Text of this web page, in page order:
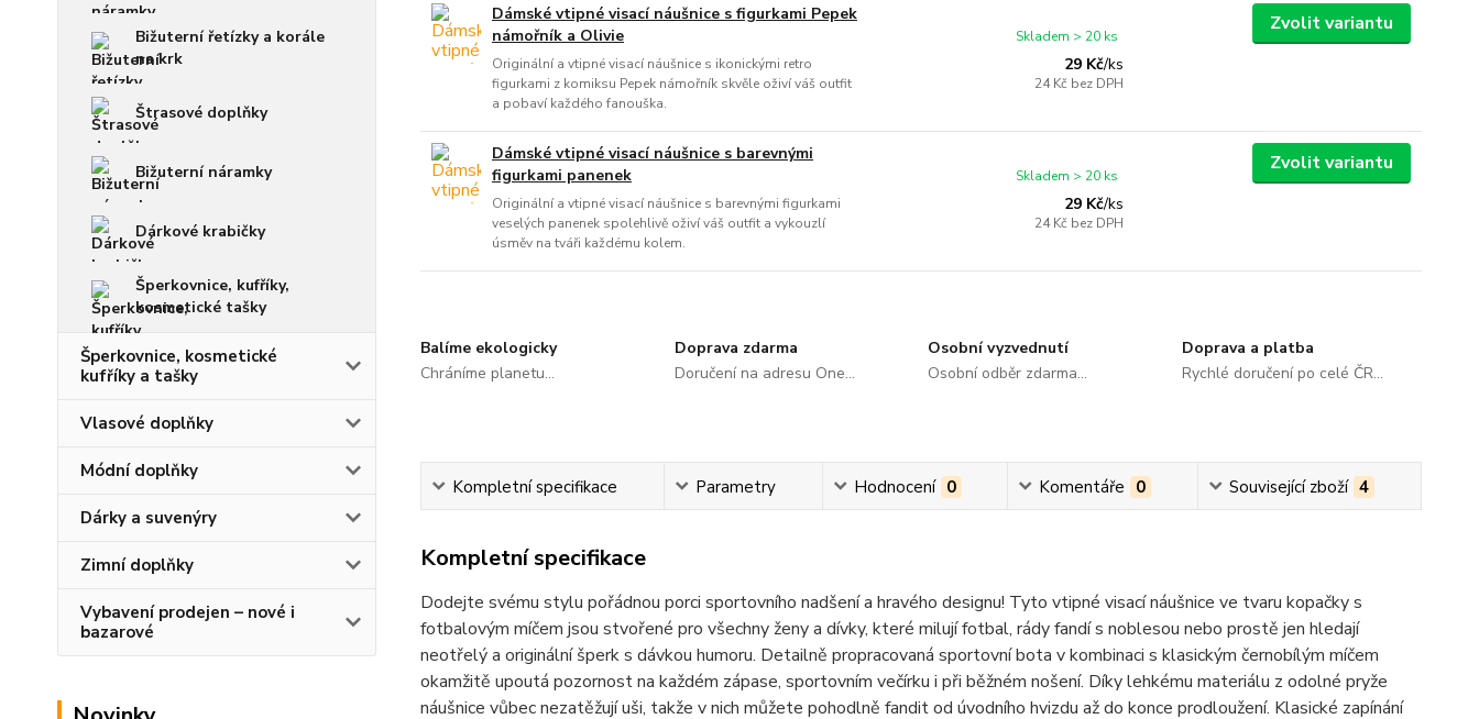
Bižuterní řetízky a korále
na krk
Štrasové doplňky
Bižuterní náramky
Dárkové krabičky
Šperkovnice, kufříky,
kosmetické tašky
Šperkovnice, kosmetické
kufříky a tašky
Vlasové doplňky
Módní doplňky
Dárky a suvenýry
Zimní doplňky
Vybavení prodejen – nové i
bazarové
Dámské vtipné visací náušnice s figurkami Pepek
námořník a Olivie
Originální a vtipné visací náušnice s ikonickými retro
figurkami z komiksu Pepek námořník skvěle oživí váš outfit
a pobaví každého fanouška.
29 Kč/ks
24 Kč bez DPH
Skladem > 20 ks
Zvolit variantu
Dámské vtipné visací náušnice s barevnými
figurkami panenek
Originální a vtipné visací náušnice s barevnými figurkami
veselých panenek spolehlivě oživí váš outfit a vykouzlí
úsměv na tváři každému kolem.
29 Kč/ks
24 Kč bez DPH
Skladem > 20 ks
Zvolit variantu
Balíme ekologicky
Chráníme planetu...
Doprava zdarma
Doručení na adresu One...
Osobní vyzvednutí
Osobní odběr zdarma...
Doprava a platba
Rychlé doručení po celé ČR...
Kompletní specifikace Parametry Hodnocení 0 Komentáře 0 Související zboží 4
Kompletní specifikace
Dodejte svému stylu pořádnou porci sportovního nadšení a hravého designu! Tyto vtipné visací náušnice ve tvaru kopačky s
fotbalovým míčem jsou stvořené pro všechny ženy a dívky, které milují fotbal, rády fandí s noblesou nebo prostě jen hledají
neotřelý a originální šperk s dávkou humoru. Detailně propracovaná sportovní bota v kombinaci s klasickým černobílým míčem
okamžitě upoutá pozornost na každém zápase, sportovním večírku i při běžném nošení. Díky lehkému materiálu z odolné pryže
náušnice vůbec nezatěžují uši, takže v nich můžete pohodlně fandit od úvodního hvizdu až do konce prodloužení. Klasické zapínání